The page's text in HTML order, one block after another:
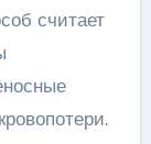
считает